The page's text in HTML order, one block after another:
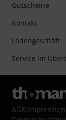
Gutscheine
Kontakt
Ladengeschäft
Service im
AGB/Impressum